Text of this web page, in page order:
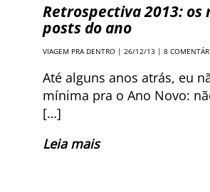
Retrospectiva 2013: os
posts do ano
VIAGEM PRA DENTRO | 26/12/13 | 8
Até alguns anos atrás, eu
mínima pra o Ano Novo:
[…]
Leia mais